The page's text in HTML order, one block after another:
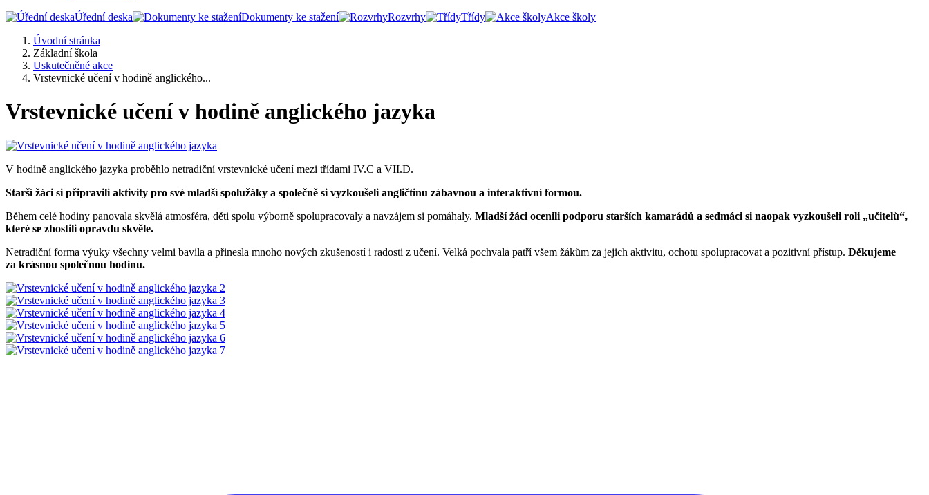
Úřední deska
Dokumenty ke stažení Rozvrhy Třídy
Akce školy
Úvodní stránka
Základní škola
Uskutečněné akce
Vrstevnické učení v hodině anglického...
Vrstevnické učení v hodině anglického jazyka
V hodině anglického jazyka proběhlo netradiční vrstevnické učení mezi třídami IV.C a VII.D.
Starší žáci si připravili aktivity pro své mladší spolužáky a společně si vyzkoušeli angličtinu zábavnou a interaktivní formou.
Během celé hodiny panovala skvělá atmosféra, děti spolu výborně spolupracovaly a navzájem si pomáhaly. Mladší žáci ocenili podporu starších kamarádů a sedmáci si naopak vyzkoušeli roli „učitelů“,
které se zhostili opravdu skvěle.
Netradiční forma výuky všechny velmi bavila a přinesla mnoho nových zkušeností i radosti z učení. Velká pochvala patří všem žákům za jejich aktivitu, ochotu spolupracovat a pozitivní přístup. Děkujeme
za krásnou společnou hodinu.